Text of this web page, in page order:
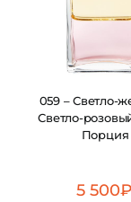
059 – Светло-
Светло-
Порция
5 500₽